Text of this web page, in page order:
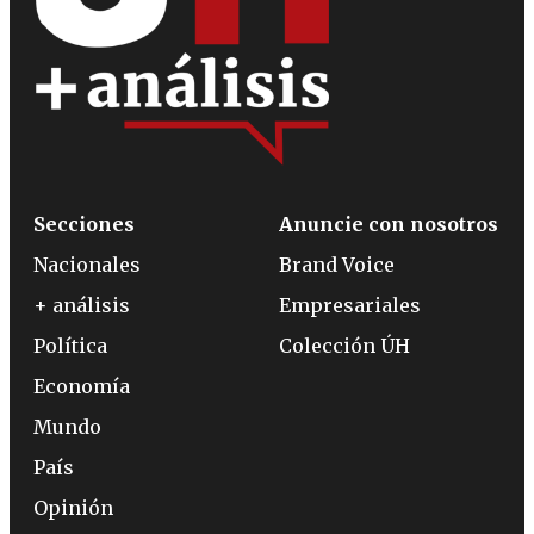
Secciones
Nacionales
+ análisis
Política
Economía
Mundo
País
Opinión
Anuncie con nosotros
Brand Voice
Empresariales
Colección ÚH